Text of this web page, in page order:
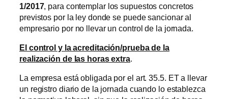
1/2017, para contemplar los supuestos concretos
previstos por la ley donde se puede sancionar al
empresario por no llevar un control de la jornada.
El control y la acreditación/prueba de la
realización de las horas extra.
La empresa está obligada por el art. 35.5. ET a llevar
un registro diario de la jornada cuando lo establezca